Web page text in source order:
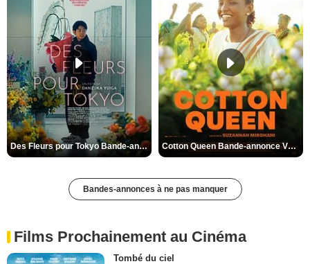
Des Fleurs pour Tokyo Bande-annonce VO STFR Cotton Queen Bande-annonce VO STFR
Bandes-annonces à ne pas manquer
Films Prochainement au Cinéma
Tombé du ciel